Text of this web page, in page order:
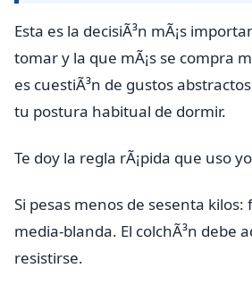
Esta es la decisiÃ³n mÃ¡s
tomar y la que mÃ¡s se compra
es cuestiÃ³n de gustos
tu postura habitual de dormir.
Te doy la regla rÃ¡pida que uso
Si pesas menos de sesenta
media-blanda. El colchÃ³n debe
resistirse.